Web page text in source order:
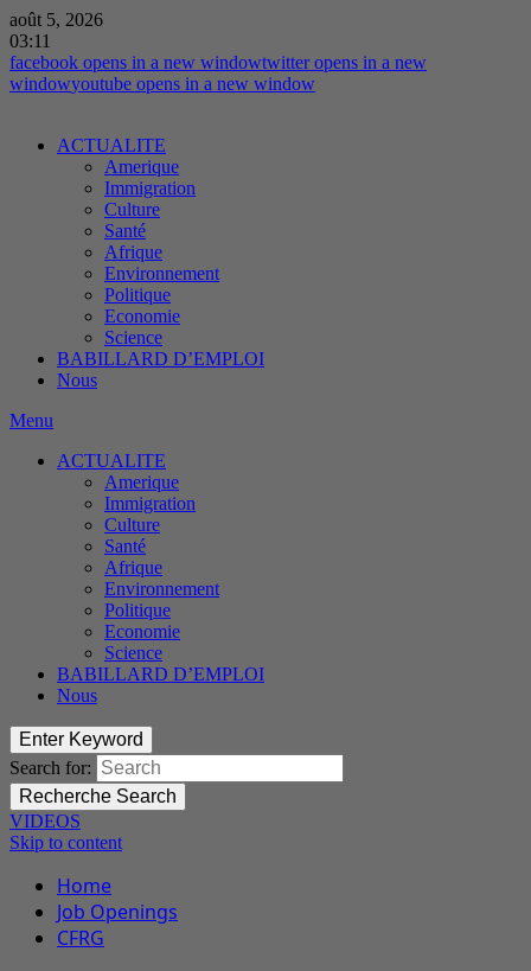
août 5, 2026
03:11
facebook opens in a new windowtwitter opens in a new
windowyoutube opens in a new window
ACTUALITE
Amerique
Immigration
Culture
Santé
Afrique
Environnement
Politique
Economie
Science
BABILLARD D’EMPLOI
Nous
Menu
ACTUALITE
Amerique
Immigration
Culture
Santé
Afrique
Environnement
Politique
Economie
Science
BABILLARD D’EMPLOI
Nous
Enter Keyword
Search for:
Recherche Search
VIDEOS
Skip to content
Home
Job Openings
CFRG